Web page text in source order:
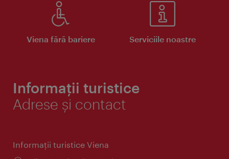
Viena fără bariere Serviciile noastre
Informații turistice
Adrese și contact
Informaţii turistice Viena